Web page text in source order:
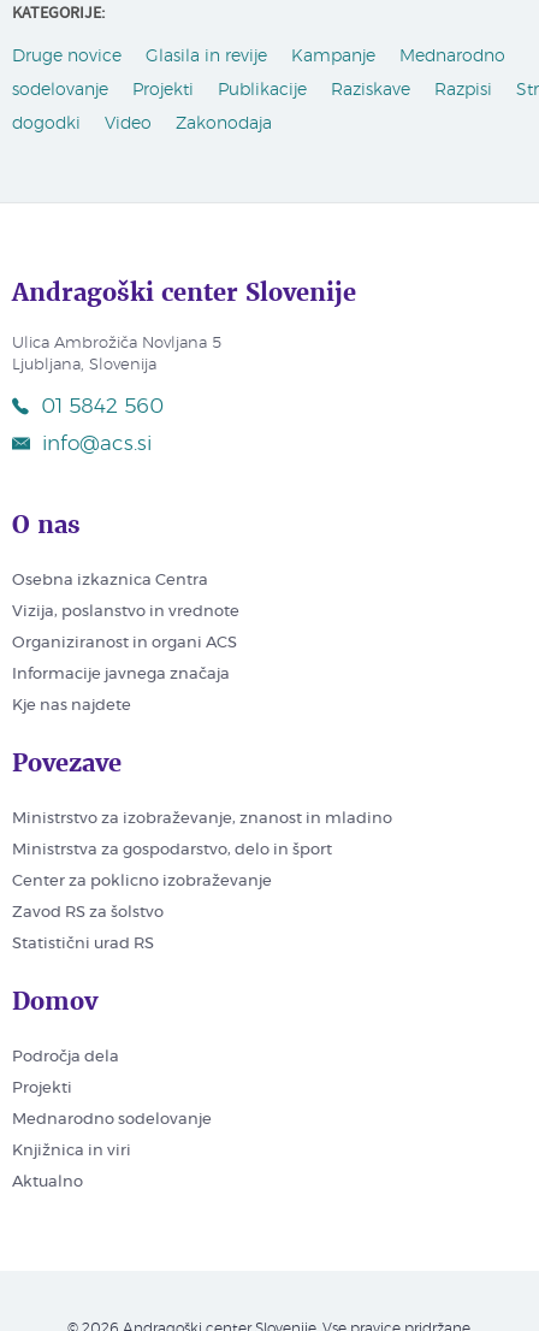
KATEGORIJE:
Druge novice Glasila in revije Kampanje
Mednarodno
sodelovanje
Projekti Publikacije Raziskave Razpisi
dogodki
Video Zakonodaja
Andragoški center Slovenije
Ulica Ambrožiča Novljana 5
Ljubljana, Slovenija
01 5842 560
info@acs.si
O nas
Osebna izkaznica Centra
Vizija, poslanstvo in vrednote
Organiziranost in organi ACS
Informacije javnega značaja
Kje nas najdete
Povezave
Ministrstvo za izobraževanje, znanost in mladino
Ministrstva za gospodarstvo, delo in šport
Center za poklicno izobraževanje
Zavod RS za šolstvo
Statistični urad RS
Domov
Področja dela
Projekti
Mednarodno sodelovanje
Knjižnica in viri
Aktualno